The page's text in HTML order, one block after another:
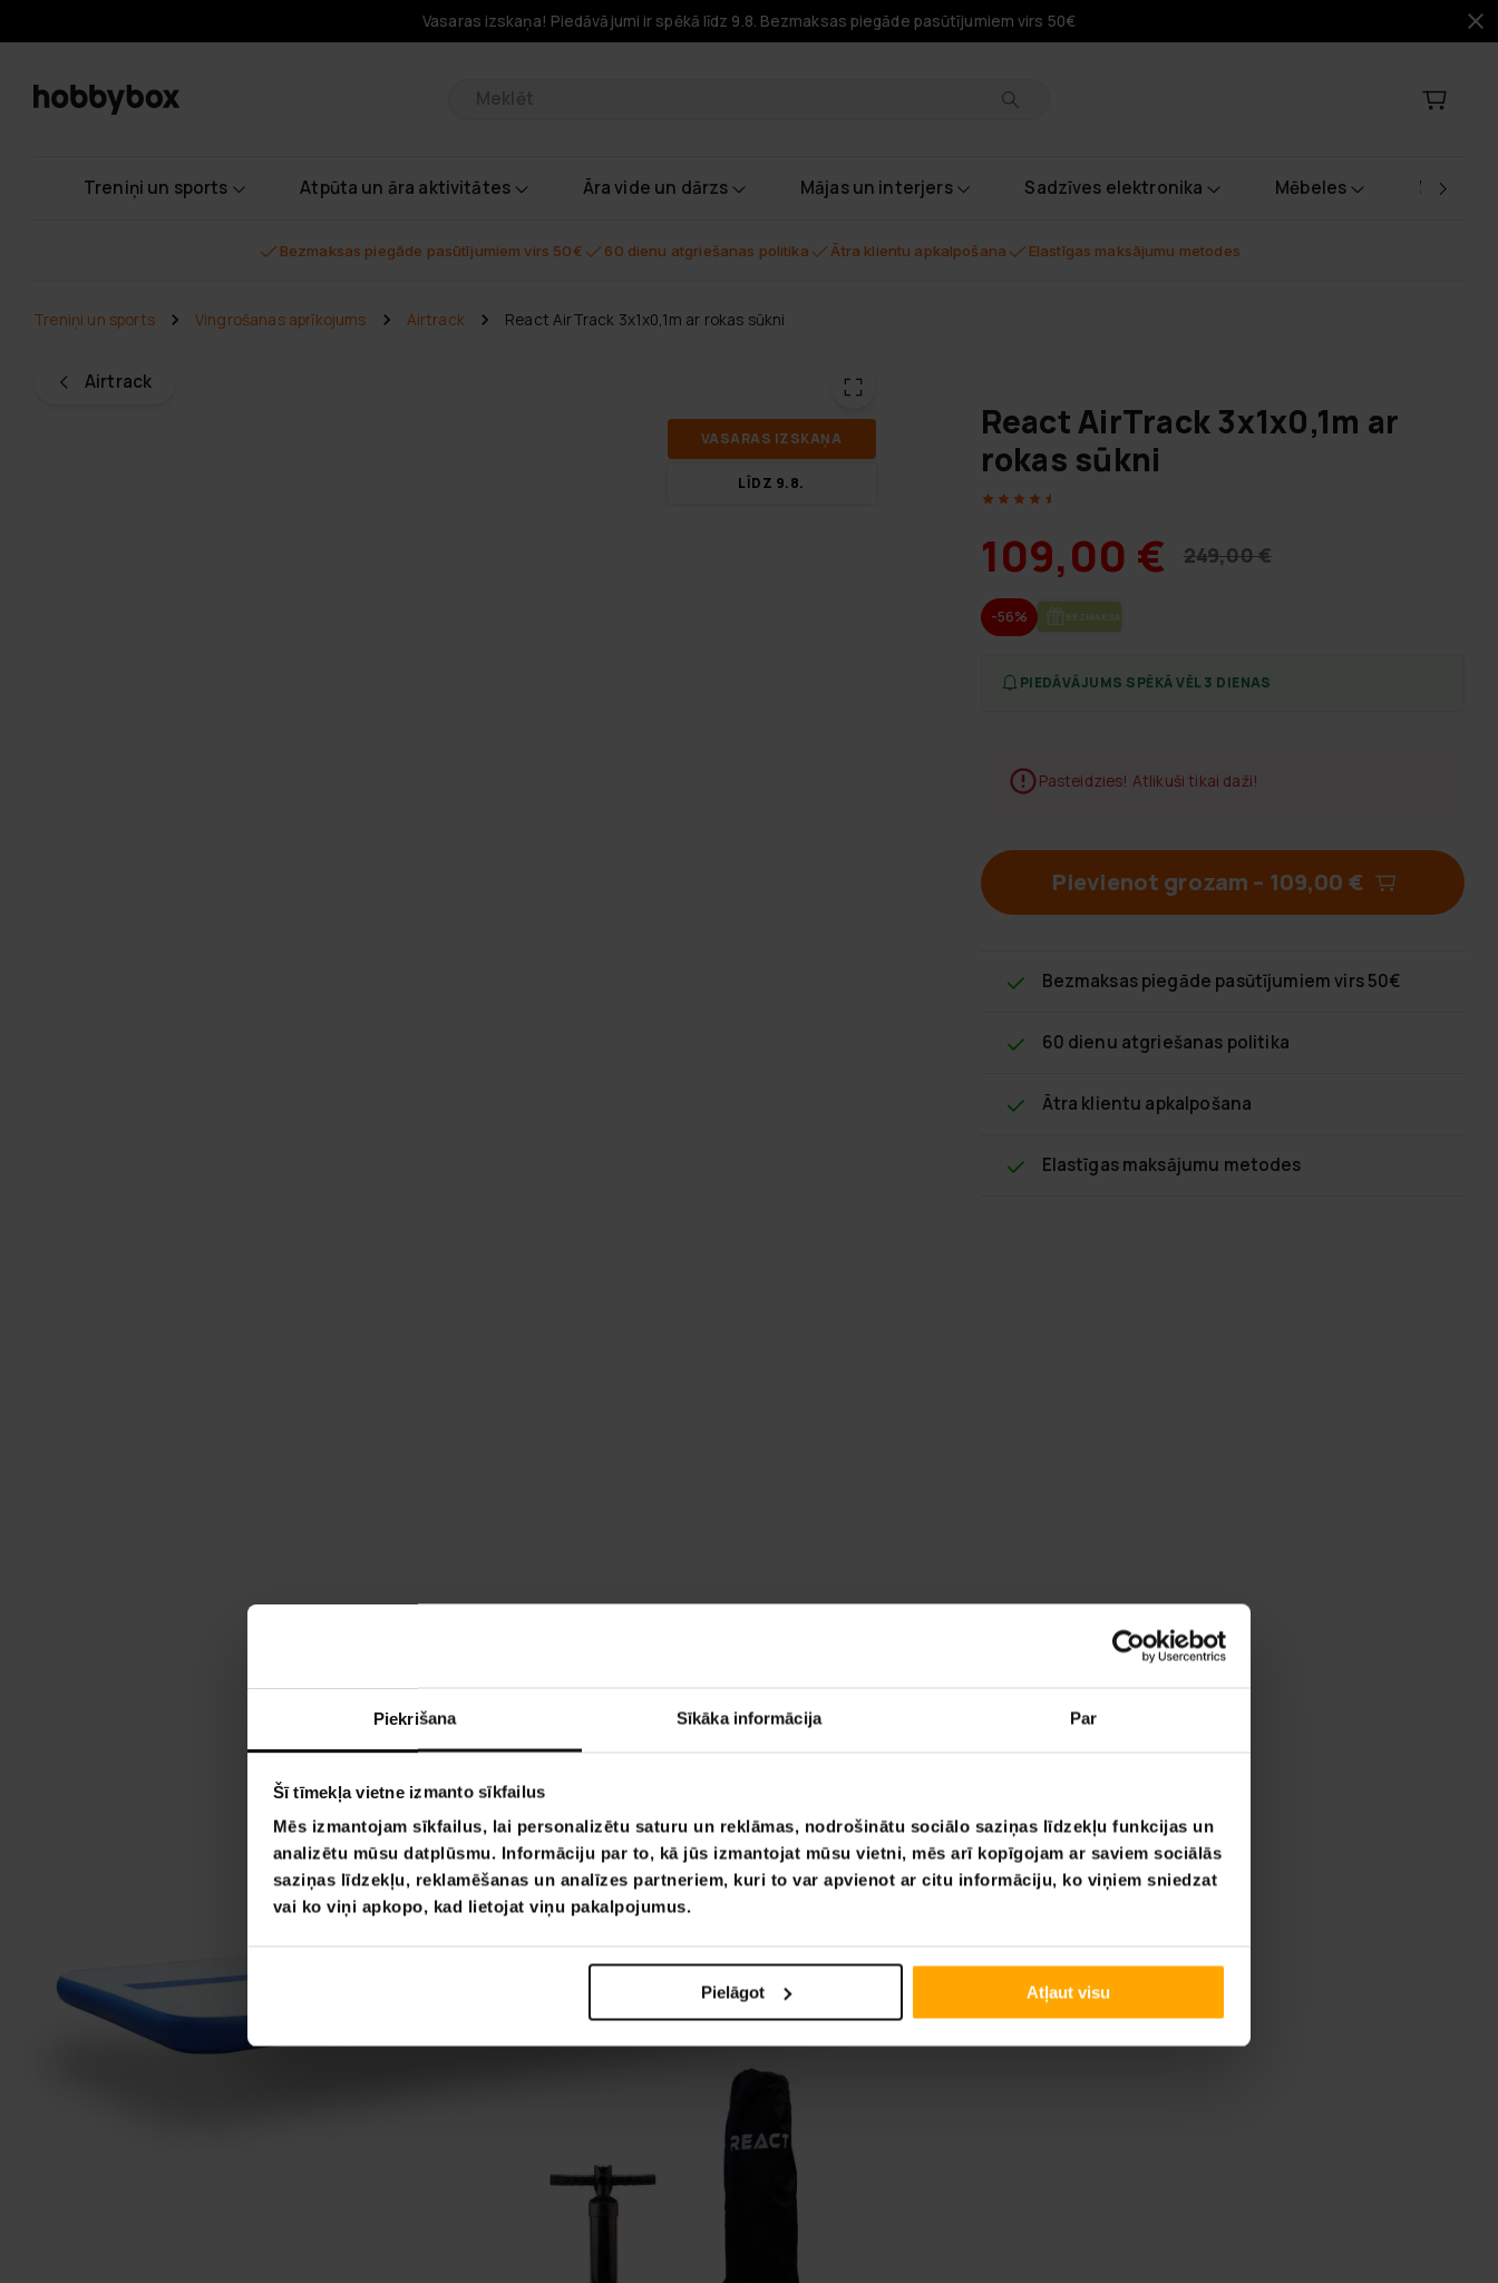
Piekrišana Sīkāka informācija Par
Šī tīmekļa vietne izmanto sīkfailus
Mēs izmantojam sīkfailus, lai personalizētu saturu un reklāmas, nodrošinātu sociālo saziņas līdzekļu funkcijas un
analizētu mūsu datplūsmu. Informāciju par to, kā jūs izmantojat mūsu vietni, mēs arī kopīgojam ar saviem sociālās
saziņas līdzekļu, reklamēšanas un analīzes partneriem, kuri to var apvienot ar citu informāciju, ko viņiem sniedzat
vai ko viņi apkopo, kad lietojat viņu pakalpojumus.
Pielāgot Atļaut visu
Vasaras izskaņa! Piedāvājumi ir spēkā līdz 9.8. Bezmaksas piegāde pasūtījumiem virs 50€
Treniņi un sports Atpūta un āra aktivitātes Āra vide un dārzs Mājas un interjers Sadzīves elektronika Mēbeles
Bezmaksas piegāde pasūtījumiem virs 50€ 60 dienu atgriešanas politika Ātra klientu apkalpošana Elastīgas maksājumu metodes
Airtrack
Treniņi un sports Vingrošanas aprīkojums Airtrack React AirTrack 3x1x0,1m ar rokas sūkni
VA­SA­RAS IZ­SKA­ŅA
LĪDZ 9.8.
React AirTrack 3x1x0,1m ar
rokas sūkni
109,00 € 249,00 €
-56% BEZ­MAK­SAS PIE­GĀ­DE
PIEDĀVĀJUMS SPĒKĀ VĒL 3 DIENAS
Pasteidzies! Atlikuši tikai daži!
Pievienot grozam – 109,00 €
Bezmaksas piegāde pasūtījumiem virs 50€
60 dienu atgriešanas politika
Ātra klientu apkalpošana
Elastīgas maksājumu metodes